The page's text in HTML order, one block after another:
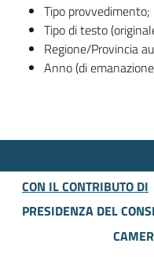
Tipo provvedimento;
Tipo di testo
Regione/Provincia
Anno (di
CON IL CONTRIBUTO DI
PRESIDENZA DEL